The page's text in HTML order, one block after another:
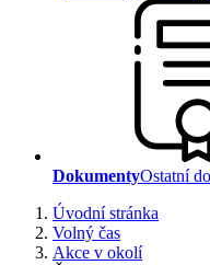
DokumentyOstatní
Úvodní stránka
Volný čas
Akce v okolí